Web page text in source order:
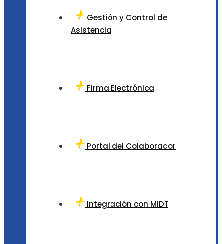
Gestión y Control de
Asistencia
Firma Electrónica
Portal del Colaborador
Integración con MiDT